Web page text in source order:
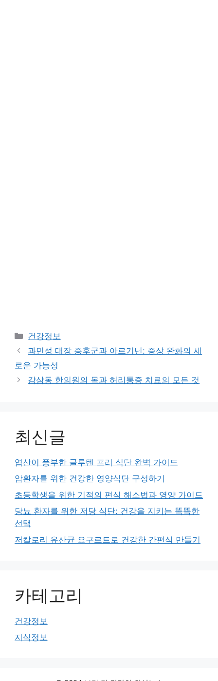
Categories
건강정보
과민성 대장 증후군과 아르기닌: 증상 완화의 새
로운 가능성
감삼동 한의원의 목과 허리통증 치료의 모든 것
최신글
엽산이 풍부한 글루텐 프리 식단 완벽 가이드
암환자를 위한 건강한 영양식단 구성하기
초등학생을 위한 기적의 편식 해소법과 영양 가이드
당뇨 환자를 위한 저당 식단: 건강을 지키는 똑똑한
선택
저칼로리 유산균 요구르트로 건강한 간편식 만들기
카테고리
건강정보
지식정보